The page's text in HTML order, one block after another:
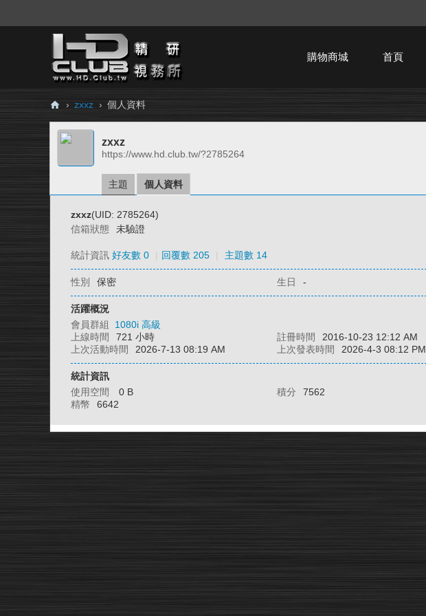
購物商城 首頁
H
Cl
› zxxz › 個人資料
zxxz
https://www.hd.club.tw/?2785264
主題 個人資料
zxxz(UID: 2785264)
信箱狀態
未驗證
統計資訊 好友數 0 回覆數 205 主題數 14
性別 保密 生日 -
活躍概況
會員群組 1080i 高級
上線時間
721 小時 註冊時間 2016-10-23 12:12 AM
上次活動時間
2026-7-13 08:19 AM 上次發表時間 2026-4-3 08:12 PM
統計資訊
使用空間
0 B 積分 7562
精幣
6642